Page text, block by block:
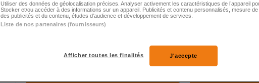
ITALIE
Des
Utiliser des données de géolocalisation précises. Analyser activement les caractéristiques de l’appareil
Stocker et/ou accéder à des informations sur un appareil. Publicités et contenu personnalisés, mesure
des publicités et du contenu, études d’audience et développement de services.
Liste de nos partenaires (fournisseurs)
Afficher toutes les finalités J'accepte